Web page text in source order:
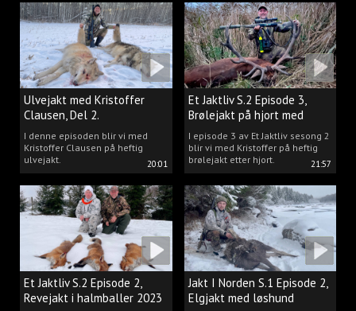
20:01
Ulvejakt med Kristoffer
Clausen, Del 2.
I denne episoden blir vi med
Kristoffer Clausen på heftig
ulvejakt.
21:57
Et Jaktliv S.2 Episode 3,
Brølejakt på hjort med
Kristoffer Clausen
I episode 3 av Et Jaktliv sesong 2
blir vi med Kristoffer på heftig
brølejakt etter hjort.
Et Jaktliv S.2 Episode 2,
Revejakt i halmballer 2023
Jakt I Norden S.1 Episode 2,
Elgjakt med løshund